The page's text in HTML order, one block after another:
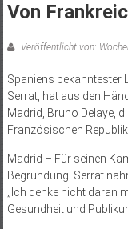
Von
Veröffentlicht von:
Spaniens bekanntester
Serrat, hat aus den
Madrid, Bruno Delaye,
Französischen
Madrid – Für seinen
Begründung. Serrat
„Ich denke nicht daran
Gesundheit und